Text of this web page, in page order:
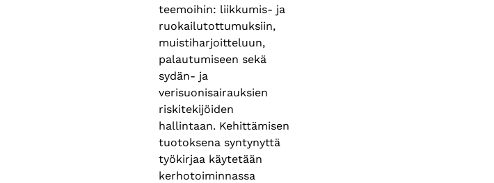
teemoihin: liikkumis- ja
ruokailutottumuksiin,
muistiharjoitteluun,
palautumiseen sekä
sydän- ja
verisuonisairauksien
riskitekijöiden
hallintaan. Kehittämisen
tuotoksena syntynyttä
työkirjaa käytetään
kerhotoiminnassa